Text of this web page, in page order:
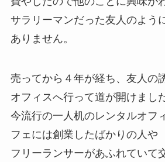
サラリーマンだった友人のよう
ありません。
売ってから４年が経ち、友人の
オフィスへ行って道が開けまし
今流行の一人机のレンタルオフ
フェには創業したばかりの人や
フリーランサーがあふれていて